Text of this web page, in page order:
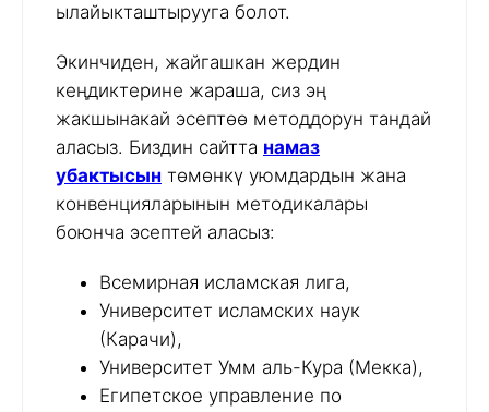
ылайыкташтырууга болот.
Экинчиден, жайгашкан жердин
кеңдиктерине жараша, сиз эң
жакшынакай эсептөө методдорун тандай
аласыз. Биздин сайтта намаз
убактысын төмөнкү уюмдардын жана
конвенцияларынын методикалары
боюнча эсептей аласыз:
Всемирная исламская лига,
Университет исламских наук
(Карачи),
Университет Умм аль-Кура (Мекка),
Египетское управление по